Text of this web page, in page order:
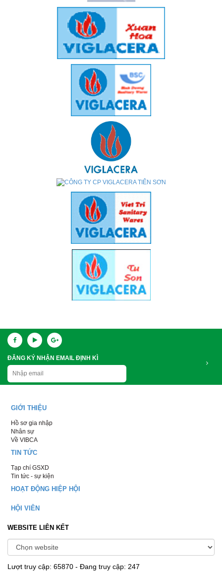
ĐĂNG KÝ NHẬN EMAIL ĐỊNH KÌ
GIỚI THIỆU
Hồ sơ gia nhập
Nhân sự
Về VIBCA
TIN TỨC
Tạp chí GSXD
Tin tức - sự kiện
HOẠT ĐỘNG HIỆP HỘI
HỘI VIÊN
WEBSITE LIÊN KẾT
Lượt truy cập: 65870 - Đang truy cập: 247